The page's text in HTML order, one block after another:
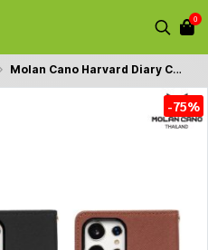
0
Molan Cano Harvard Diary Case เคสฝาพับมีช่องใส่บัตร Samsung S23 Ultra/S24/S24+/S24 Ultra
-75%